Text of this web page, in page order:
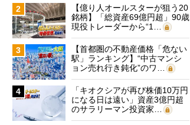
2
【億り人オールスターが狙う20
銘柄】「総資産69億円超」90歳
現役トレーダーから“1…
3
【首都圏の不動産価格「危ない
駅」ランキング】“中古マンシ
ョン売れ行き鈍化”のワ…
4
「キオクシアが再び株価10万円
になる日は遠い」資産3億円超
のサラリーマン投資家…